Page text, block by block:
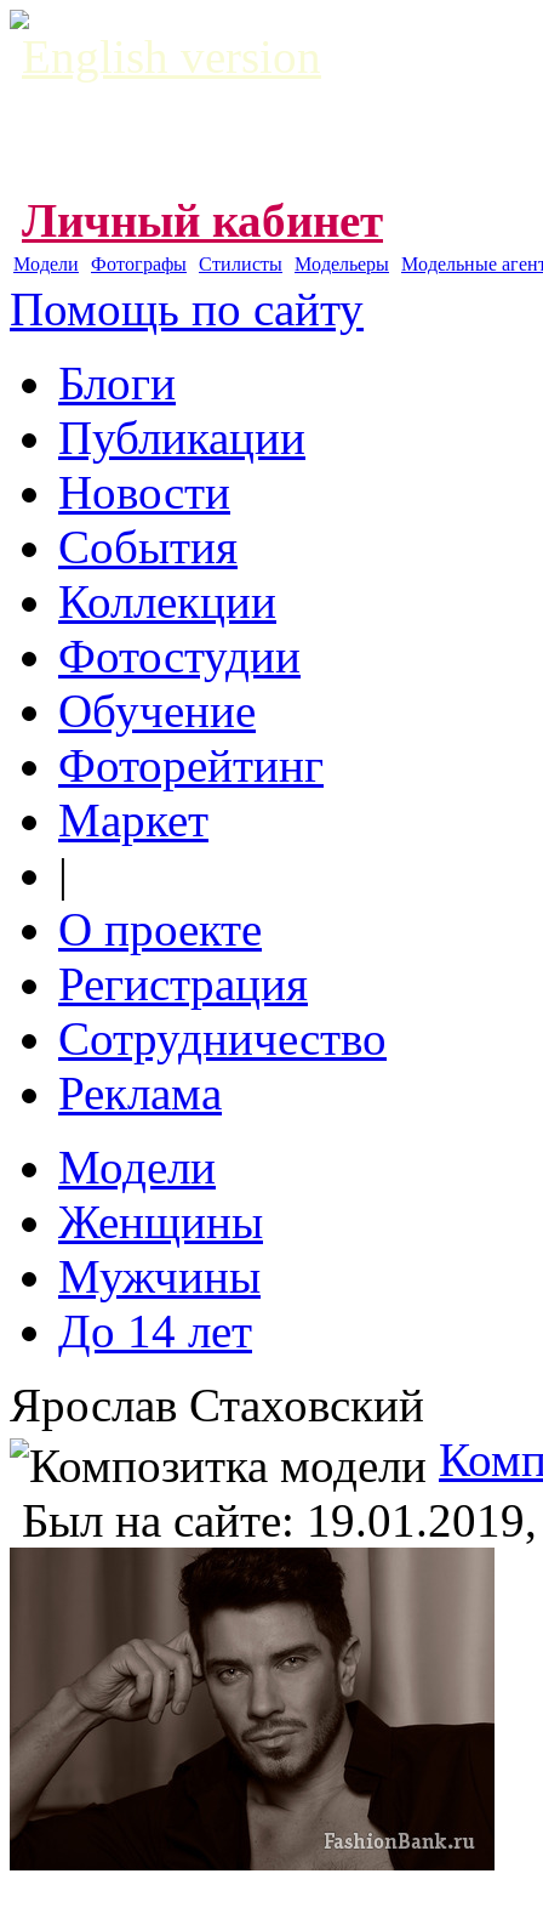
English version
Личный кабинет
Модели Фотографы Стилисты Модельеры Модельные
Помощь по сайту
Блоги
Публикации
Новости
События
Коллекции
Фотостудии
Обучение
Фоторейтинг
Маркет
|
О проекте
Регистрация
Сотрудничество
Реклама
Модели
Женщины
Мужчины
До 14 лет
Ярослав Стаховский
Был на сайте: